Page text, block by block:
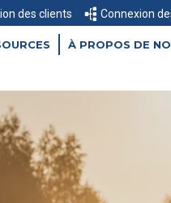
des clients Connexion
À PROPOS DE